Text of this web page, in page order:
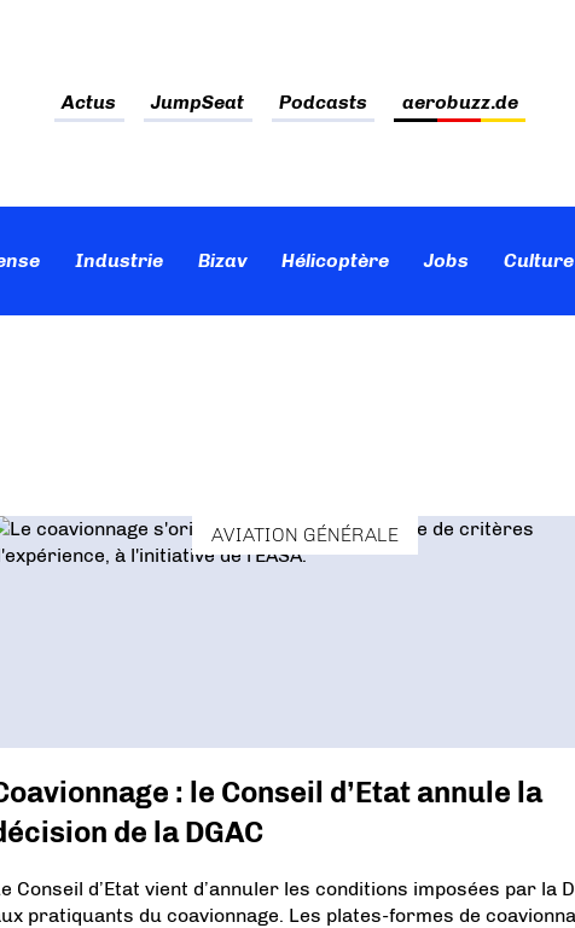
Actus JumpSeat Podcasts aerobuzz.de
Industrie Bizav Hélicoptère Jobs
AVIATION GÉNÉRALE
: le Conseil d’Etat annule la
de la DGAC
Conseil d’Etat vient d’annuler les conditions imposées par la
pratiquants du coavionnage. Les plates-formes de